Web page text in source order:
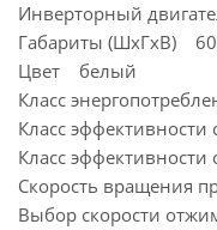
Инверторный
Габариты (ШxГxВ)
Цвет белый
Класс
Класс
Класс
Скорость вращения
Выбор скорости